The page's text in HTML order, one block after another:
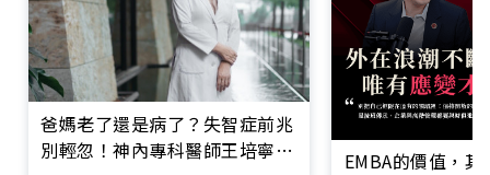
爸媽老了還是病了？失智症前兆
別輕忽！神內專科醫師王培寧呼
EMBA的價值，